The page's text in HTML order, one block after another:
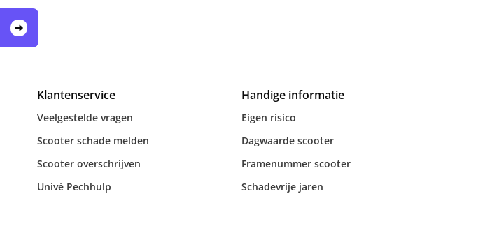
Klantenservice
Veelgestelde vragen
Scooter schade melden
Scooter overschrijven
Univé Pechhulp
Handige informatie
Eigen risico
Dagwaarde scooter
Framenummer scooter
Schadevrije jaren